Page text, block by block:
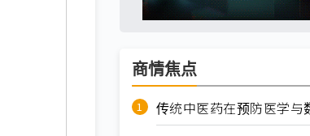
商情焦点
传统中医药在预防医学与